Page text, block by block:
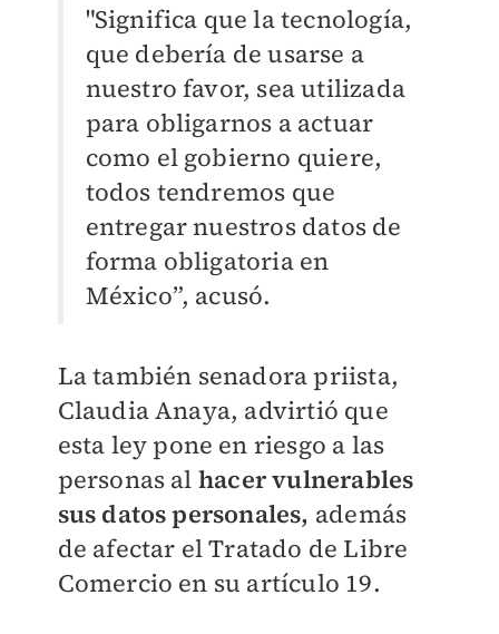
"Significa que la tecnología,
que debería de usarse a
nuestro favor, sea utilizada
para obligarnos a actuar
como el gobierno quiere,
todos tendremos que
entregar nuestros datos de
forma obligatoria en
México”, acusó.
La también senadora priista,
Claudia Anaya, advirtió que
esta ley pone en riesgo a las
personas al hacer vulnerables
sus datos personales, además
de afectar el Tratado de Libre
Comercio en su artículo 19.